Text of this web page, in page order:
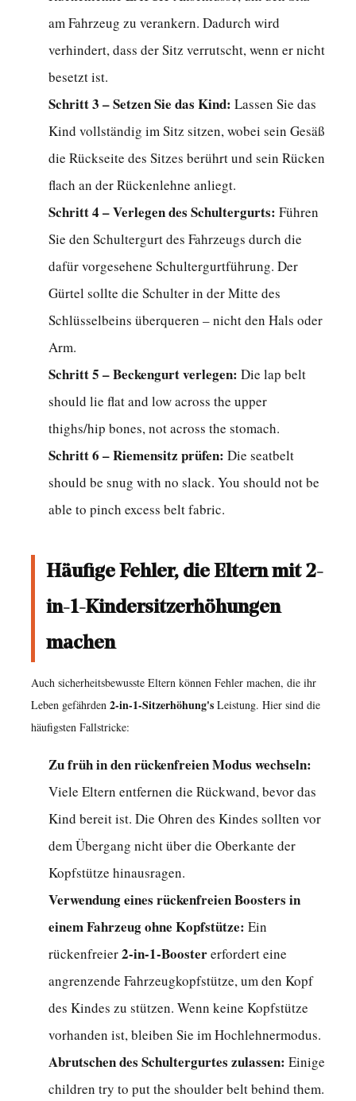
1-
Sitzerhöhungssitz?
Können
zwei
2-
in-
nebeneinander
in
eine
Standardlimousine
Woher
weiß
ich,
wann
ich
2-
1-
Sitz
Modus
mit
hoher
Rückenlehne
Modus
ohne
Rückenlehne
wechseln
Abschließendes
Urteil:
Lohnt
sich
ein
am Fahrzeug zu verankern. Dadurch wird
verhindert, dass der Sitz verrutscht, wenn er nicht
besetzt ist.
Schritt 3 – Setzen Sie das Kind: Lassen Sie das
Kind vollständig im Sitz sitzen, wobei sein Gesäß
die Rückseite des Sitzes berührt und sein Rücken
flach an der Rückenlehne anliegt.
Schritt 4 – Verlegen des Schultergurts: Führen
Sie den Schultergurt des Fahrzeugs durch die
dafür vorgesehene Schultergurtführung. Der
Gürtel sollte die Schulter in der Mitte des
Schlüsselbeins überqueren – nicht den Hals oder
Arm.
Schritt 5 – Beckengurt verlegen: Die lap belt
should lie flat and low across the upper
thighs/hip bones, not across the stomach.
Schritt 6 – Riemensitz prüfen: Die seatbelt
should be snug with no slack. You should not be
able to pinch excess belt fabric.
Häufige Fehler, die Eltern mit 2-
in-1-Kindersitzerhöhungen
machen
Auch sicherheitsbewusste Eltern können Fehler machen, die ihr
Leben gefährden 2-in-1-Sitzerhöhung's Leistung. Hier sind die
häufigsten Fallstricke:
Zu früh in den rückenfreien Modus wechseln:
Viele Eltern entfernen die Rückwand, bevor das
Kind bereit ist. Die Ohren des Kindes sollten vor
dem Übergang nicht über die Oberkante der
Kopfstütze hinausragen.
Verwendung eines rückenfreien Boosters in
einem Fahrzeug ohne Kopfstütze: Ein
rückenfreier2-in-1-Boostererfordert eine
angrenzende Fahrzeugkopfstütze, um den Kopf
des Kindes zu stützen. Wenn keine Kopfstütze
vorhanden ist, bleiben Sie im Hochlehnermodus.
Abrutschen des Schultergurtes zulassen: Einige
children try to put the shoulder belt behind them.